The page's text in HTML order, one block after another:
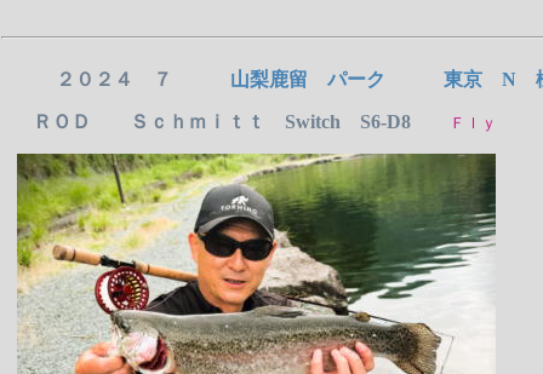
２０２４ ７ 山梨鹿留 パーク 東京 N
ＲＯＤ Ｓｃｈｍｉｔｔ Switch S6-D8 Ｆｌｙ